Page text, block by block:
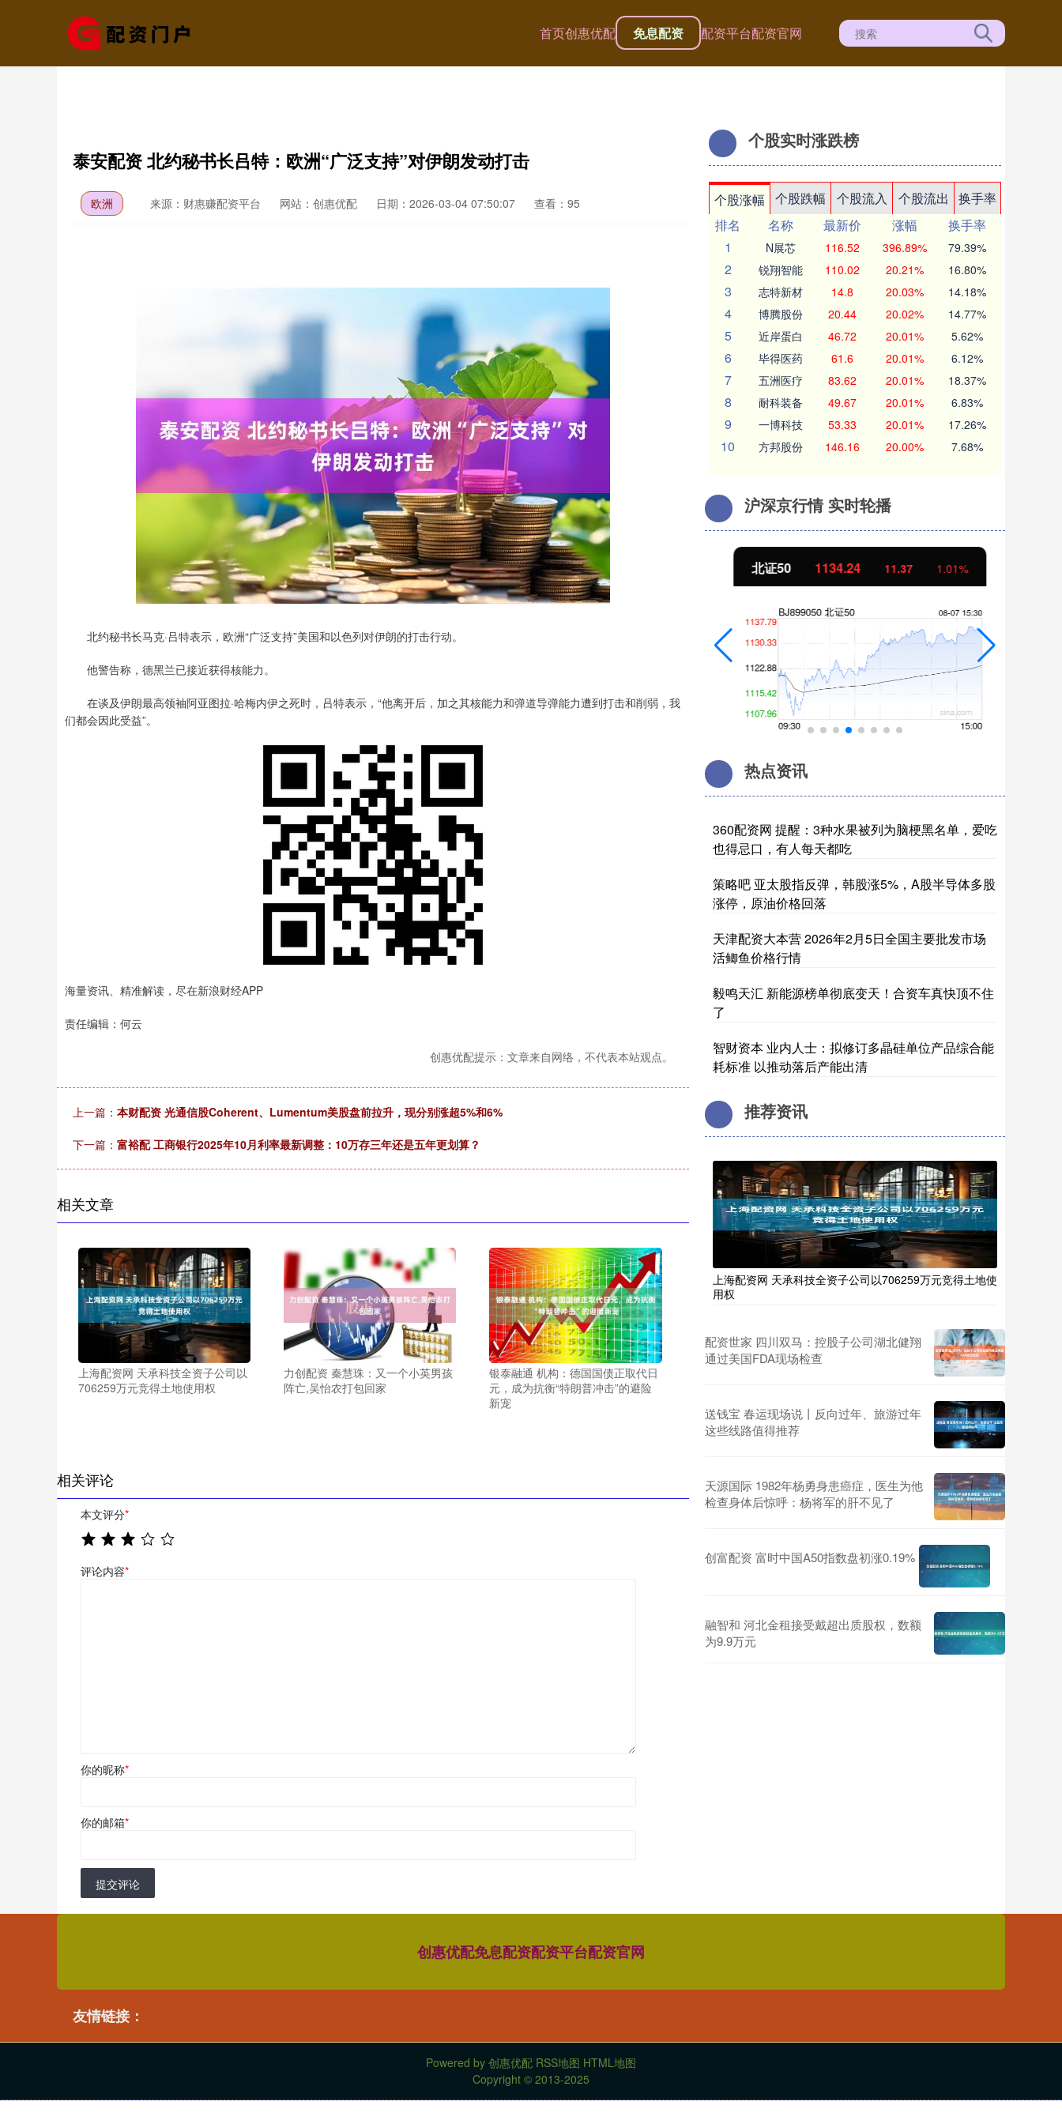
首页创惠优配 免息配资 配资平台配资官网
泰安配资 北约秘书长吕特：欧洲“广泛支持”对伊朗发动打击
欧洲 来源：财惠赚配资平台 网站：创惠优配 日期：2026-03-04 07:50:07 查看：95
北约秘书长马克·吕特表示，欧洲“广泛支持”美国和以色列对伊朗的打击行动。
他警告称，德黑兰已接近获得核能力。
在谈及伊朗最高领袖阿亚图拉·哈梅内伊之死时，吕特表示，“他离开后，加之其核能力和弹道导弹能力遭到打击和削弱，我
们都会因此受益”。
海量资讯、精准解读，尽在新浪财经APP
责任编辑：何云
创惠优配提示：文章来自网络，不代表本站观点。
上一篇： 本财配资 光通信股Coherent、Lumentum美股盘前拉升，现分别涨超5%和6%
下一篇： 富裕配 工商银行2025年10月利率最新调整：10万存三年还是五年更划算？
相关文章
上海配资网 天承科技全资子公司以
706259万元竞得土地使用权
力创配资 秦慧珠：又一个小英男孩
阵亡,吴怡农打包回家
银泰融通 机构：德国国债正取代日
元，成为抗衡“特朗普冲击”的避险
新宠
相关评论
本文评分*
评论内容*
你的昵称*
你的邮箱*
提交评论
个股实时涨跌榜
个股涨幅 个股跌幅 个股流入 个股流出
换手率
排名
名称 最新价 涨幅
换手率
1
N展芯 116.52 396.89% 79.39%
2 锐翔智能 110.02 20.21% 16.80%
3 志特新材 14.8 20.03% 14.18%
4 博腾股份 20.44 20.02% 14.77%
5 近岸蛋白 46.72 20.01% 5.62%
6 毕得医药 61.6 20.01% 6.12%
7 五洲医疗 83.62 20.01% 18.37%
8 耐科装备 49.67 20.01% 6.83%
9 一博科技 53.33 20.01% 17.26%
10 方邦股份 146.16 20.00% 7.68%
沪深京行情 实时轮播
深证成指 14311.01 200.89 1.42% 沪深300 4694.44 43.13 北证50 1134.24 11.37 1.01%
热点资讯
360配资网 提醒：3种水果被列为脑梗黑名单，爱吃
也得忌口，有人每天都吃
策略吧 亚太股指反弹，韩股涨5%，A股半导体多股
涨停，原油价格回落
天津配资大本营 2026年2月5日全国主要批发市场
活鲫鱼价格行情
毅鸣天汇 新能源榜单彻底变天！合资车真快顶不住
了
智财资本 业内人士：拟修订多晶硅单位产品综合能
耗标准 以推动落后产能出清
推荐资讯
上海配资网 天承科技全资子公司以706259万元竞得土地使
用权
配资世家 四川双马：控股子公司湖北健翔
通过美国FDA现场检查
送钱宝 春运现场说丨反向过年、旅游过年
这些线路值得推荐
天源国际 1982年杨勇身患癌症，医生为他
检查身体后惊呼：杨将军的肝不见了
创富配资 富时中国A50指数盘初涨0.19%
融智和 河北金租接受戴超出质股权，数额
为9.9万元
创惠优配免息配资配资平台配资官网
友情链接：
Powered by 创惠优配 RSS地图 HTML地图
Copyright © 2013-2025